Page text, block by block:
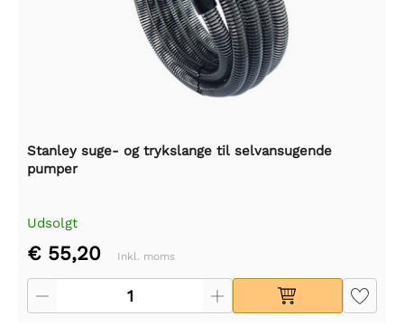
Stanley suge- og trykslange til selvansugende
pumper
Udsolgt
€ 55,20 Inkl. moms